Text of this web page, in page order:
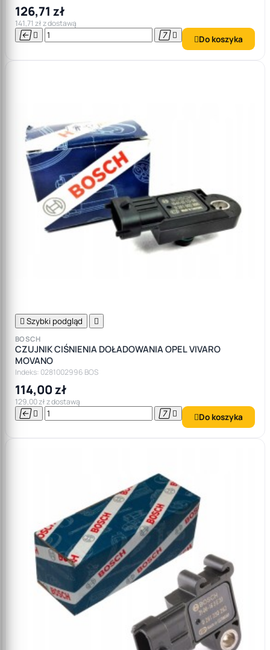
126,71 zł
141,71 zł z dostawą
    Do koszyka
 Szybki podgląd 
BOSCH
CZUJNIK CIŚNIENIA DOŁADOWANIA OPEL VIVARO
MOVANO
Indeks: 0281002996 BOS
114,00 zł
129,00 zł z dostawą
    Do koszyka